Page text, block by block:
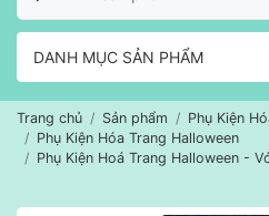
DANH MỤC SẢN PHẨM
Trang chủ Sản phẩm
Phụ Kiện
Phụ Kiện Hóa Trang Halloween
Phụ Kiện Hoá Trang Halloween -